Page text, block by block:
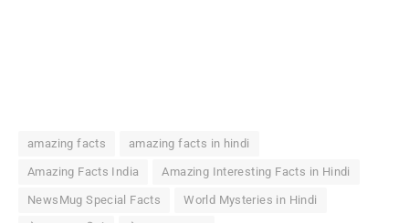
amazing facts amazing facts in hindi
Amazing Facts India Amazing Interesting Facts in Hindi
NewsMug Special Facts World Mysteries in Hindi